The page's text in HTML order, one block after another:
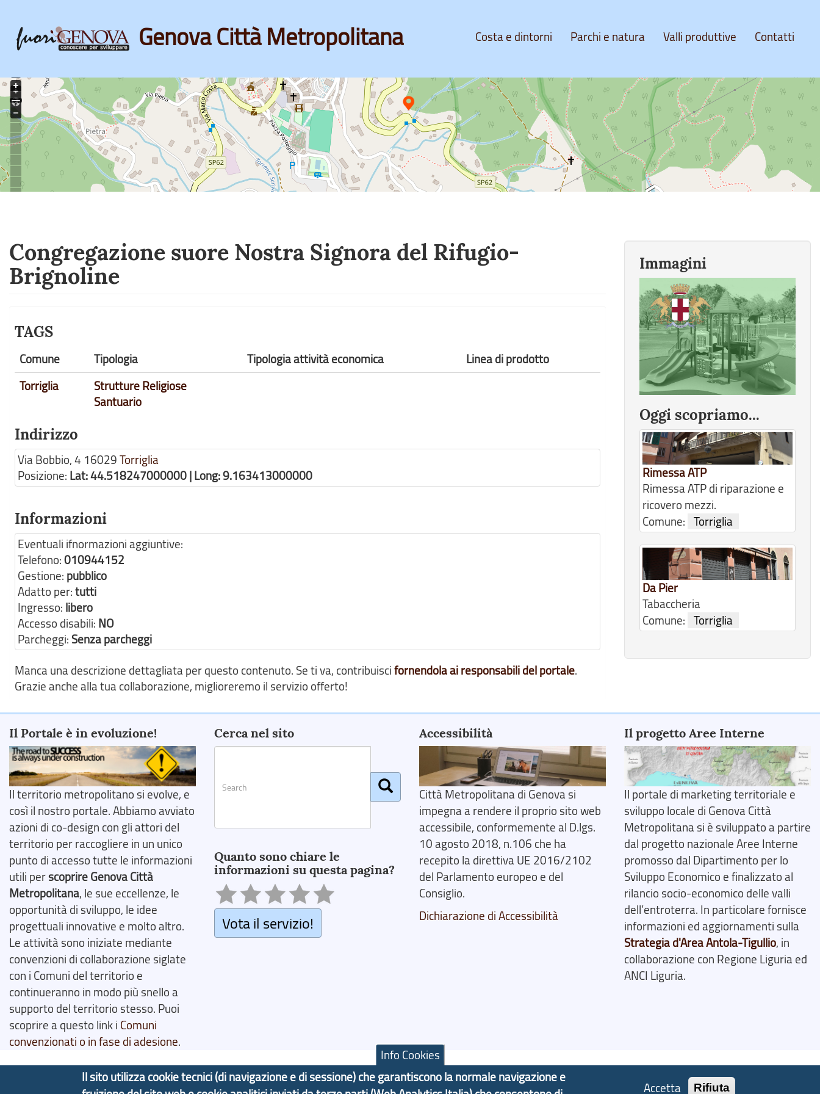
Skip
main
content
Genova Città Metropolitana Costa e dintorni Parchi e natura Valli produttive Contatti
Congregazione suore Nostra Signora del Rifugio-
Brignoline
TAGS
Comune Tipologia Tipologia attività economica
Linea di prodotto
Torriglia
Strutture Religiose
Santuario
Indirizzo
Via Bobbio, 4 16029Torriglia
Posizione: Lat: 44.518247000000 | Long: 9.163413000000
Informazioni
Eventuali ifnormazioni aggiuntive:
Telefono:010944152
Gestione: pubblico
Adatto per:tutti
Ingresso: libero
Accesso disabili: NO
Parcheggi: Senza parcheggi
Manca una descrizione dettagliata per questo contenuto. Se ti va, contribuiscifornendola ai responsabili del portale.
Grazie anche alla tua collaborazione, miglioreremo il servizio offerto!
Immagini
Oggi scopriamo...
Rimessa ATP
Rimessa ATP di riparazione e
ricovero mezzi.
Comune: Torriglia
Da Pier
Tabaccheria
Comune: Torriglia
Il Portale è in evoluzione!
Il territorio metropolitano si evolve, e
così il nostro portale. Abbiamo avviato
azioni di co-design con gli attori del
territorio per raccogliere in un unico
punto di accesso tutte le informazioni
utili perscoprire Genova Città
Metropolitana, le sue eccellenze, le
opportunità di sviluppo, le idee
progettuali innovative e molto altro.
Le attività sono iniziate mediante
convenzioni di collaborazione siglate
con i Comuni del territorio e
continueranno in modo più snello a
supporto del territorio stesso. Puoi
scoprire a questo link i Comuni
convenzionati o in fase di adesione.
Cerca nel sito
Quanto sono chiare le
informazioni su questa pagina?
Vota il servizio!
Accessibilità
Città Metropolitana di Genova si
impegna a rendere il proprio sito web
accessibile, conformemente al D.lgs.
10 agosto 2018, n.106 che ha
recepito la direttiva UE 2016/2102
del Parlamento europeo e del
Consiglio.
Dichiarazione di Accessibilità
Il progetto Aree Interne
Il portale di marketing territoriale e
sviluppo locale di Genova Città
Metropolitana si è sviluppato a partire
dal progetto nazionale Aree Interne
promosso dal Dipartimento per lo
Sviluppo Economico e finalizzato al
rilancio socio-economico delle valli
dell’entroterra. In particolare fornisce
informazioni ed aggiornamenti sulla
Strategia d'Area Antola-Tigullio, in
collaborazione con Regione Liguria ed
ANCI Liguria.
Info Cookies
Il sito utilizza cookie tecnici (di navigazione e di sessione) che garantiscono la normale navigazione e
Accetta Rifiuta